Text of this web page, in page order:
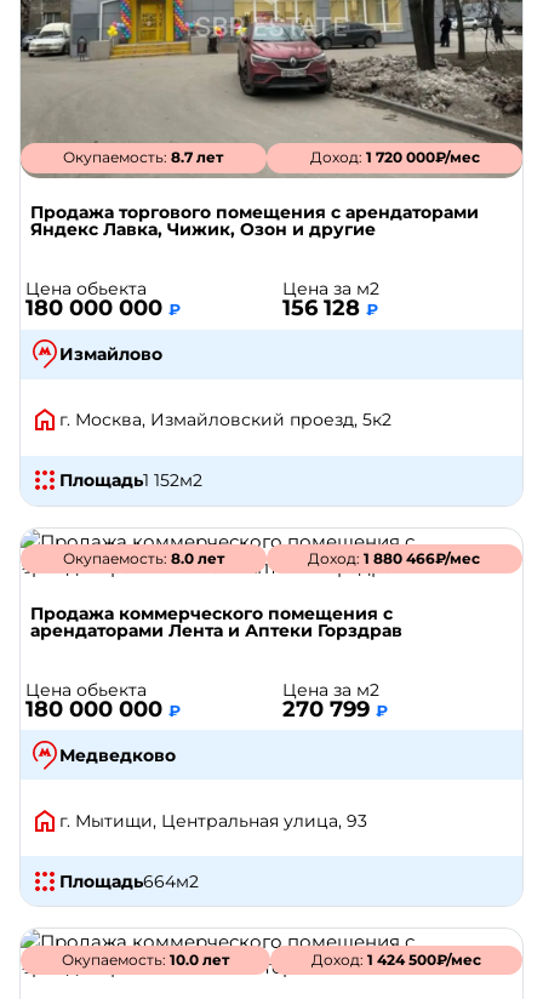
Окупаемость:8.7 лет Доход: 1 720 000₽/мес
Продажа торгового помещения с арендаторами
Яндекс Лавка, Чижик, Озон и другие
Цена обьекта
180 000 000 ₽
Цена за м2
156 128 ₽
Измайлово
г. Москва, Измайловский проезд, 5к2
Площадь1 152м2
Окупаемость: 8.0 лет Доход:1 880 466₽/мес
Продажа коммерческого помещения с
арендаторами Лента и Аптеки Горздрав
Цена обьекта
180 000 000 ₽
Цена за м2
270 799 ₽
Медведково
г. Мытищи, Центральная улица, 93
Площадь664м2
Окупаемость: 10.0 лет Доход:1 424 500₽/мес